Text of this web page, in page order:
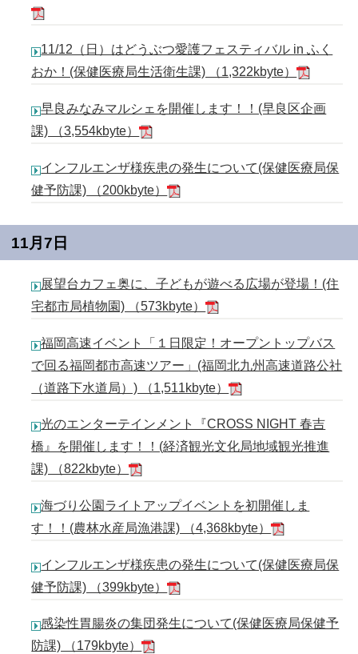
11/12（日）はどうぶつ愛護フェスティバル in ふく
おか！(保健医療局生活衛生課) （1,322kbyte）
早良みなみマルシェを開催します！！(早良区企画
課) （3,554kbyte）
インフルエンザ様疾患の発生について(保健医療局保
健予防課) （200kbyte）
11月7日
展望台カフェ奥に、子どもが遊べる広場が登場！(住
宅都市局植物園) （573kbyte）
福岡高速イベント「１日限定！オープントップバス
で回る福岡都市高速ツアー」(福岡北九州高速道路公社
（道路下水道局）) （1,511kbyte）
光のエンターテインメント『CROSS NIGHT 春吉
橋』を開催します！！(経済観光文化局地域観光推進
課) （822kbyte）
海づり公園ライトアップイベントを初開催しま
す！！(農林水産局漁港課) （4,368kbyte）
インフルエンザ様疾患の発生について(保健医療局保
健予防課) （399kbyte）
感染性胃腸炎の集団発生について(保健医療局保健予
防課) （179kbyte）